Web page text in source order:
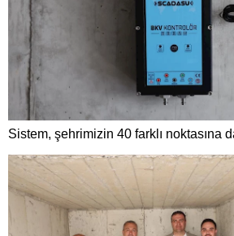
Sistem, şehrimizin 40 farklı noktasına